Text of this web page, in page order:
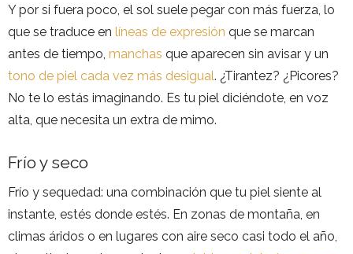
Y por si fuera poco, el sol suele pegar con más fuerza, lo
que se traduce en líneas de expresión que se marcan
antes de tiempo, manchas que aparecen sin avisar y un
tono de piel cada vez más desigual. ¿Tirantez? ¿Picores?
No te lo estás imaginando. Es tu piel diciéndote, en voz
alta, que necesita un extra de mimo.
Frío y seco
Frío y sequedad: una combinación que tu piel siente al
instante, estés donde estés. En zonas de montaña, en
climas áridos o en lugares con aire seco casi todo el año,